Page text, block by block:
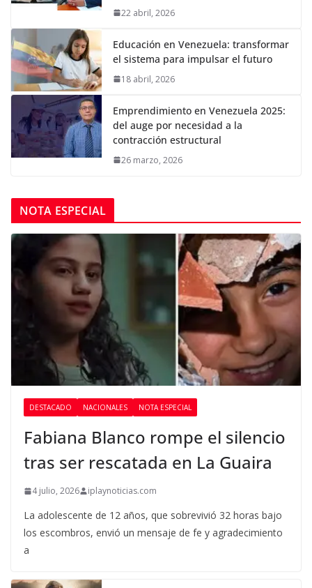
22 abril, 2026
Educación en Venezuela: transformar
el sistema para impulsar el futuro
18 abril, 2026
Emprendimiento en Venezuela 2025:
del auge por necesidad a la
contracción estructural
26 marzo, 2026
NOTA ESPECIAL
DESTACADO NACIONALES NOTA ESPECIAL
Fabiana Blanco rompe el silencio
tras ser rescatada en La Guaira
4 julio, 2026 iplaynoticias.com
La adolescente de 12 años, que sobrevivió 32 horas bajo
los escombros, envió un mensaje de fe y agradecimiento
a